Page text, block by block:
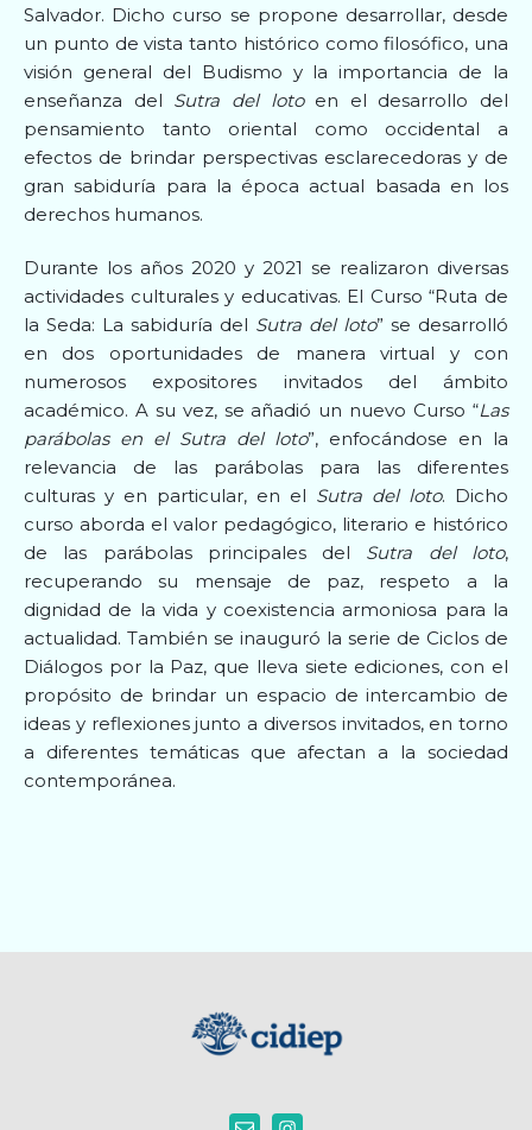
Salvador. Dicho curso se propone desarrollar, desde
un punto de vista tanto histórico como filosófico, una
visión general del Budismo y la importancia de la
enseñanza del Sutra del loto en el desarrollo del
pensamiento tanto oriental como occidental a
efectos de brindar perspectivas esclarecedoras y de
gran sabiduría para la época actual basada en los
derechos humanos.
Durante los años 2020 y 2021 se realizaron diversas
actividades culturales y educativas. El Curso “Ruta de
la Seda: La sabiduría del Sutra del loto” se desarrolló
en dos oportunidades de manera virtual y con
numerosos expositores invitados del ámbito
académico. A su vez, se añadió un nuevo Curso “Las
parábolas en el Sutra del loto”, enfocándose en la
relevancia de las parábolas para las diferentes
culturas y en particular, en el Sutra del loto. Dicho
curso aborda el valor pedagógico, literario e histórico
de las parábolas principales del Sutra del loto,
recuperando su mensaje de paz, respeto a la
dignidad de la vida y coexistencia armoniosa para la
actualidad. También se inauguró la serie de Ciclos de
Diálogos por la Paz, que lleva siete ediciones, con el
propósito de brindar un espacio de intercambio de
ideas y reflexiones junto a diversos invitados, en torno
a diferentes temáticas que afectan a la sociedad
contemporánea.